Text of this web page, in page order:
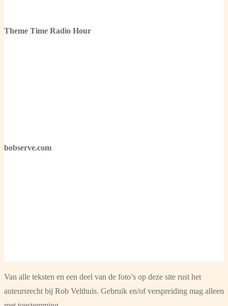
Theme Time Radio Hour
bobserve.com
Van alle teksten en een deel van de foto’s op deze site rust het
auteursrecht bij Rob Velthuis. Gebruik en/of verspreiding mag alleen